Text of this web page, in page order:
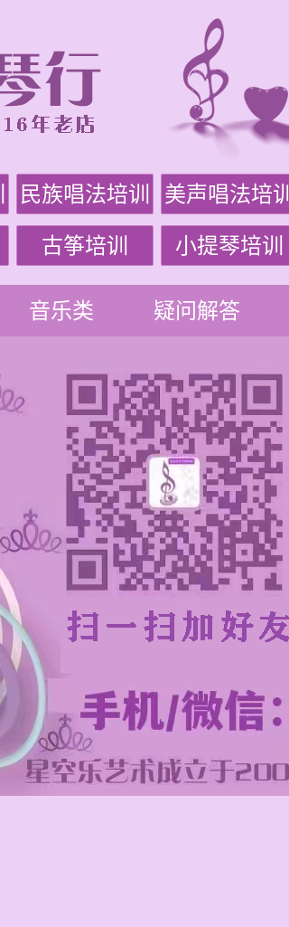
民族唱法培训 美声唱法培训
古筝培训 小提琴培训
音乐类 疑问解答